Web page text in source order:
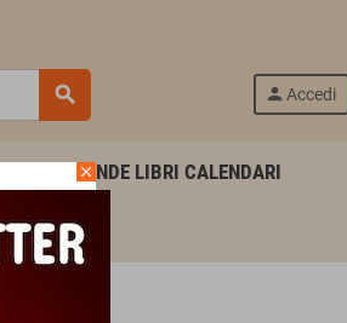
search person Accedi
AGENDE LIBRI CALENDARI
close